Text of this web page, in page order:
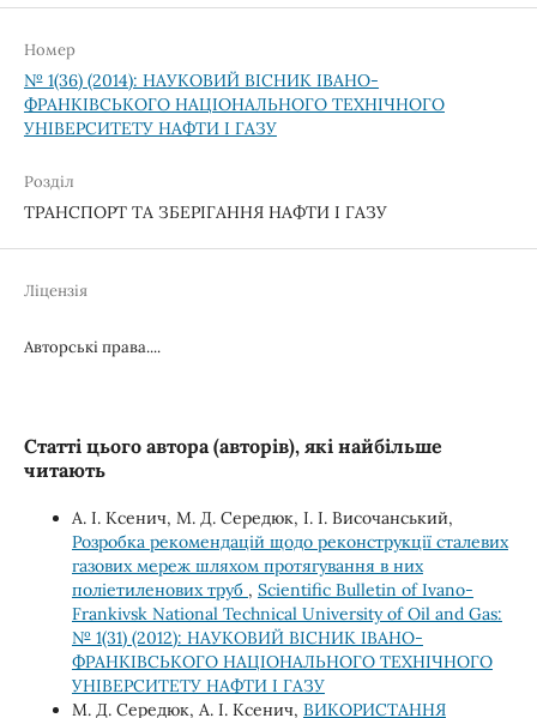
Номер
№ 1(36) (2014): НАУКОВИЙ ВІСНИК ІВАНО-
ФРАНКІВСЬКОГО НАЦІОНАЛЬНОГО ТЕХНІЧНОГО
УНІВЕРСИТЕТУ НАФТИ І ГАЗУ
Розділ
ТРАНСПОРТ ТА ЗБЕРІГАННЯ НАФТИ І ГАЗУ
Ліцензія
Авторські права....
Статті цього автора (авторів), які найбільше
читають
А. І. Ксенич, М. Д. Середюк, І. І. Височанський,
Розробка рекомендацій щодо реконструкції сталевих
газових мереж шляхом протягування в них
поліетиленових труб , Scientific Bulletin of Ivano-
Frankivsk National Technical University of Oil and Gas:
№ 1(31) (2012): НАУКОВИЙ ВІСНИК ІВАНО-
ФРАНКІВСЬКОГО НАЦІОНАЛЬНОГО ТЕХНІЧНОГО
УНІВЕРСИТЕТУ НАФТИ І ГАЗУ
М. Д. Середюк, А. І. Ксенич, ВИКОРИСТАННЯ